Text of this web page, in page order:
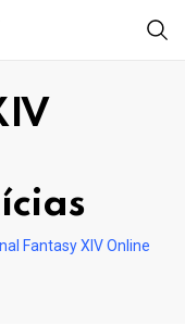
Fantasy XIV Online